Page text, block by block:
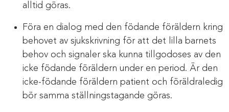
alltid göras.
Föra en dialog med den födande föräldern kring
behovet av sjukskrivning för att det lilla barnets
behov och signaler ska kunna tillgodoses av den
icke födande föräldern under en period. Är den
icke-födande föräldern patient och föräldraledig
bör samma ställningstagande göras.